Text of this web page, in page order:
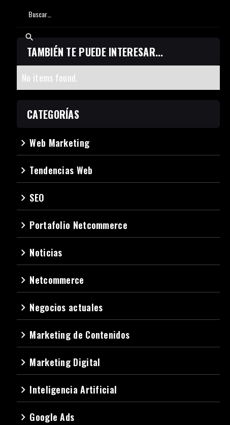
TAMBIÉN TE PUEDE INTERESAR...
No items found.
CATEGORÍAS
navigate_nextWeb Marketing
navigate_next Tendencias Web
navigate_next SEO
navigate_next Portafolio Netcommerce
navigate_next Noticias
navigate_next Netcommerce
navigate_next Negocios actuales
navigate_next Marketing de Contenidos
navigate_next Marketing Digital
navigate_next Inteligencia Artificial
navigate_next Google Ads